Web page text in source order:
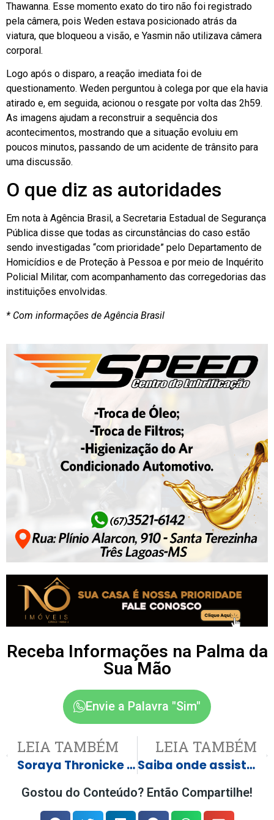
Thawanna. Esse momento exato do tiro não foi registrado
pela câmera, pois Weden estava posicionado atrás da
viatura, que bloqueou a visão, e Yasmin não utilizava câmera
corporal.
Logo após o disparo, a reação imediata foi de
questionamento. Weden perguntou à colega por que ela havia
atirado e, em seguida, acionou o resgate por volta das 2h59.
As imagens ajudam a reconstruir a sequência dos
acontecimentos, mostrando que a situação evoluiu em
poucos minutos, passando de um acidente de trânsito para
uma discussão.
O que diz as autoridades
Em nota à Agência Brasil, a Secretaria Estadual de Segurança
Pública disse que todas as circunstâncias do caso estão
sendo investigadas “com prioridade” pelo Departamento de
Homicídios e de Proteção à Pessoa e por meio de Inquérito
Policial Militar, com acompanhamento das corregedorias das
instituições envolvidas.
* Com informações de Agência Brasil
Receba Informações na Palma da
Sua Mão
Envie a Palavra "Sim"
LEIA TAMBÉM
Soraya Thronicke chama frei Gilson de ‘falso profeta’ e aponta misoginia
LEIA TAMBÉM
Saiba onde assistir aos jogos da 13ª rodada do Brasileirão 2026
Gostou do Conteúdo? Então Compartilhe!